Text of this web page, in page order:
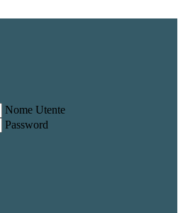
Nome Utente
Password